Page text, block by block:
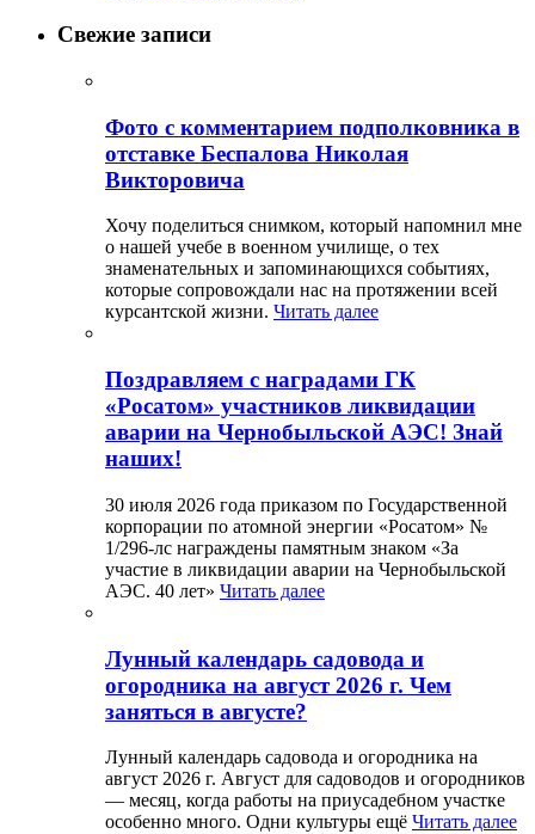
Свежие записи
Фото с комментарием подполковника в
отставке Беспалова Николая
Викторовича
Хочу поделиться снимком, который напомнил мне
о нашей учебе в военном училище, о тех
знаменательных и запоминающихся событиях,
которые сопровождали нас на протяжении всей
курсантской жизни. Читать далее
Поздравляем с наградами ГК
«Росатом» участников ликвидации
аварии на Чернобыльской АЭС! Знай
наших!
30 июля 2026 года приказом по Государственной
корпорации по атомной энергии «Росатом» №
1/296-лс награждены памятным знаком «За
участие в ликвидации аварии на Чернобыльской
АЭС. 40 лет» Читать далее
Лунный календарь садовода и
огородника на август 2026 г. Чем
заняться в августе?
Лунный календарь садовода и огородника на
август 2026 г. Август для садоводов и огородников
— месяц, когда работы на приусадебном участке
особенно много. Одни культуры ещё Читать далее